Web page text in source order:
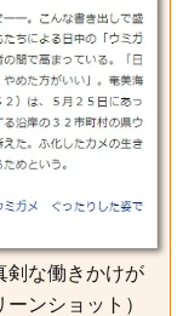
剣な働きかけが
ンショット）